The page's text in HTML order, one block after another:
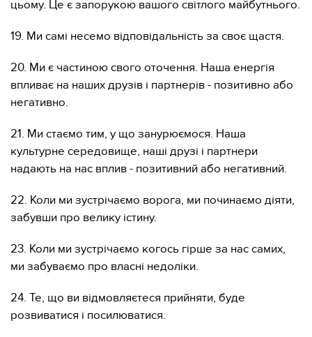
цьому. Це є запорукою вашого світлого майбутнього.
19. Ми самі несемо відповідальність за своє щастя.
20. Ми є частиною свого оточення. Наша енергія
впливає на наших друзів і партнерів - позитивно або
негативно.
21. Ми стаємо тим, у що занурюємося. Наша
культурне середовище, наші друзі і партнери
надають на нас вплив - позитивний або негативний.
22. Коли ми зустрічаємо ворога, ми починаємо діяти,
забувши про велику істину.
23. Коли ми зустрічаємо когось гірше за нас самих,
ми забуваємо про власні недоліки.
24. Те, що ви відмовляєтеся прийняти, буде
розвиватися і посилюватися.